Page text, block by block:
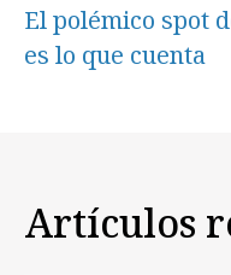
El polémico spot
es lo que cuenta
Artículos